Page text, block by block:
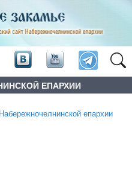
ЕПАРХИИ
епархии